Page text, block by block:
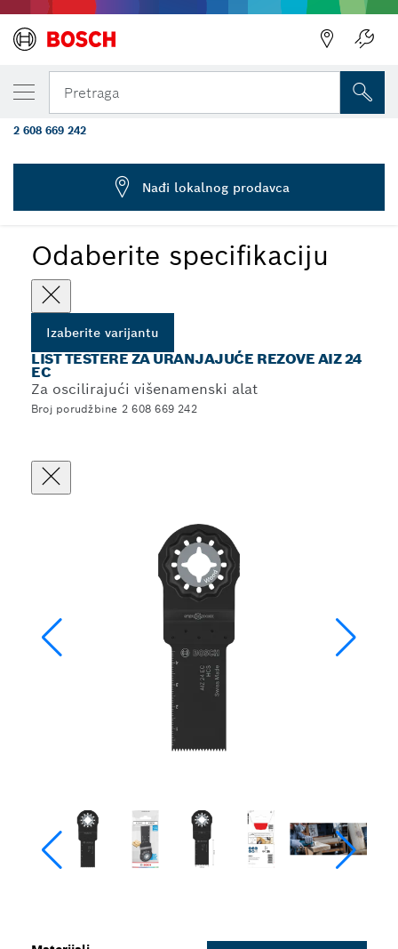
Pretraga
Odaberite specifikaciju
Izaberite varijantu
LIST TESTERE ZA URANJAJUĆE REZOVE AIZ 24
EC
Za oscilirajući višenamenski alat
Broj porudžbine 2 608 669 242
IZABRANA VARIJANTA
List testere za sečenje drveta AIZ 24 EC,
Starlock, 24×50 mm
2 608 669 242
Nađi lokalnog prodavca